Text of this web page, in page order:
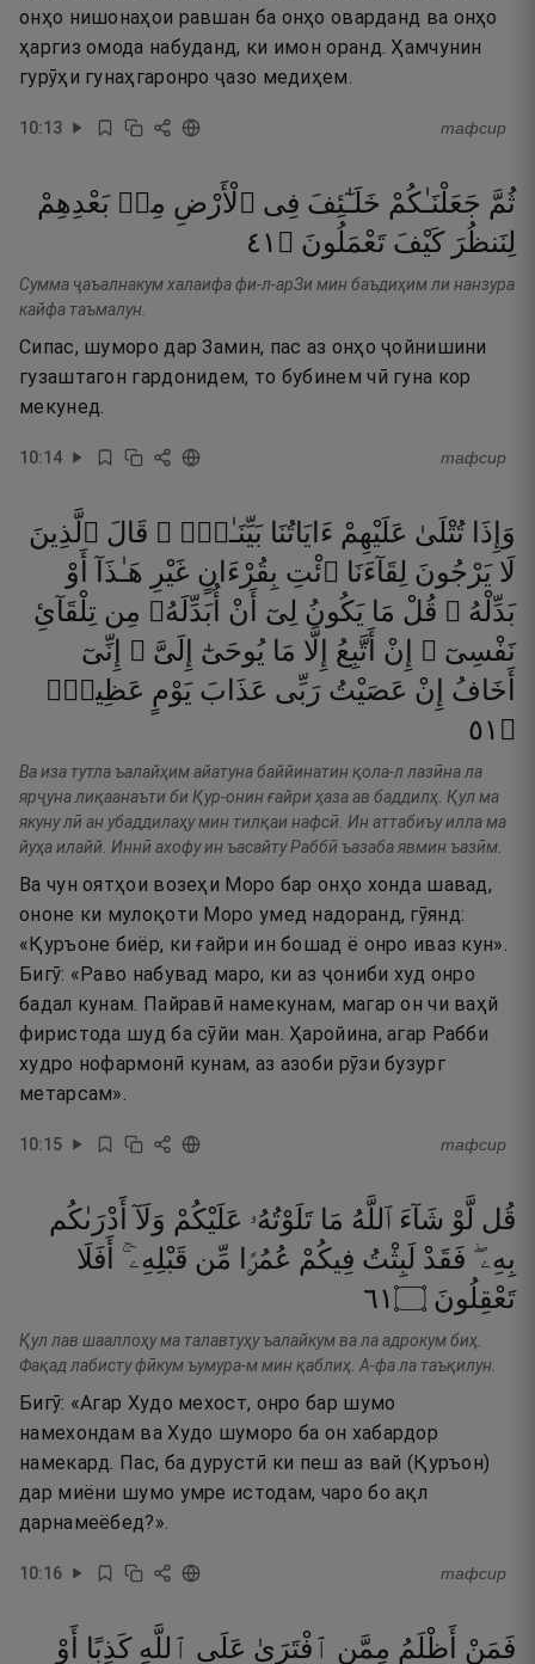
онҳо нишонаҳои равшан ба онҳо оварданд ва онҳо
ҳаргиз омода набуданд, ки имон оранд. Ҳамчунин
гурӯҳи гунаҳгаронро ҷазо медиҳем.
10:13 тафсир
ثُمَّ جَعَلْنَـٰكُمْ خَلَـٰٓئِفَ فِى ٱلْأَرْضِ مِنۢ بَعْدِهِمْ
لِنَنظُرَ كَيْفَ تَعْمَلُونَ ۝ ١٤
Сумма ҷаъалнакум халаифа фи-л-арЗи мин баъдиҳим ли нанзура
кайфа таъмалун.
Сипас, шуморо дар Замин, пас аз онҳо ҷойнишини
гузаштагон гардонидем, то бубинем чӣ гуна кор
мекунед.
10:14 тафсир
وَإِذَا تُتْلَىٰ عَلَيْهِمْ ءَايَاتُنَا بَيِّنَـٰتٍۢ ۙ قَالَ ٱلَّذِينَ
لَا يَرْجُونَ لِقَآءَنَا ٱئْتِ بِقُرْءَانٍ غَيْرِ هَـٰذَآ
أَوْ
بَدِّلْهُ ۚ قُلْ مَا يَكُونُ لِىٓ أَنْ أُبَدِّلَهُۥ مِن تِلْقَآئِ
نَفْسِىٓ ۖ
إِنْ أَتَّبِعُ إِلَّا مَا يُوحَىٰٓ إِلَىَّ ۖ إِنِّىٓ
أَخَافُ
إِنْ عَصَيْتُ رَبِّى عَذَابَ يَوْمٍ عَظِيمٍۢ
۝ ١٥
Ва иза тутла ъалайҳим айатуна баййинатин қола-л лазӣна ла
ярҷуна лиқаанаъти би Қур-онин ғайри ҳаза ав баддилҳ. Қул ма
якуну лӣ ан убаддилаҳу мин тилқаи нафсӣ. Ин аттабиъу илла ма
йуҳа илайй. Иннӣ ахофу ин ъасайту Раббӣ ъазаба явмин ъазӣм.
Ва чун оятҳои возеҳи Моро бар онҳо хонда шавад,
ононе ки мулоқоти Моро умед надоранд, гӯянд:
«Қуръоне биёр, ки ғайри ин бошад ё онро иваз кун».
Бигӯ: «Раво набувад маро, ки аз ҷониби худ онро
бадал кунам. Пайравӣ намекунам, магар он чи ваҳй
фиристода шуд ба сӯйи ман. Ҳаройина, агар Рабби
худро нофармонӣ кунам, аз азоби рӯзи бузург
метарсам».
10:15 тафсир
قُل لَّوْ شَآءَ ٱللَّهُ مَا تَلَوْتُهُۥ عَلَيْكُمْ وَلَآ أَدْرَىٰكُم
بِهِۦ ۖ فَقَدْ لَبِثْتُ فِيكُمْ عُمُرًۭا مِّن قَبْلِهِۦٓ ۚ أَفَلَا
تَعْقِلُونَ ۝١٦
Қул лав шааллоҳу ма талавтуҳу ъалайкум ва ла адрокум биҳ.
Фақад лабисту фӣкум ъумура-м мин қаблиҳ. А-фа ла таъқилун.
Бигӯ: «Агар Худо мехост, онро бар шумо
намехондам ва Худо шуморо ба он хабардор
намекард. Пас, ба дурустӣ ки пеш аз вай (Қуръон)
дар миёни шумо умре истодам, чаро бо ақл
дарнамеёбед?».
10:16 тафсир
فَمَنْ أَظْلَمُ مِمَّنِ ٱفْتَرَىٰ عَلَى ٱللَّهِ كَذِبًا
أَوْ